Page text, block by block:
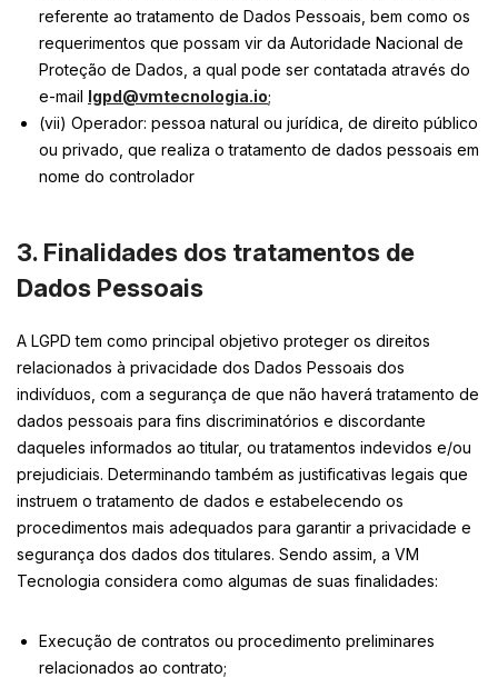
referente ao tratamento de Dados Pessoais, bem como os
requerimentos que possam vir da Autoridade Nacional de
Proteção de Dados, a qual pode ser contatada através do
e-mail lgpd@vmtecnologia.io;
(vii) Operador: pessoa natural ou jurídica, de direito público
ou privado, que realiza o tratamento de dados pessoais em
nome do controlador
3. Finalidades dos tratamentos de
Dados Pessoais
A LGPD tem como principal objetivo proteger os direitos
relacionados à privacidade dos Dados Pessoais dos
indivíduos, com a segurança de que não haverá tratamento de
dados pessoais para fins discriminatórios e discordante
daqueles informados ao titular, ou tratamentos indevidos e/ou
prejudiciais. Determinando também as justificativas legais que
instruem o tratamento de dados e estabelecendo os
procedimentos mais adequados para garantir a privacidade e
segurança dos dados dos titulares. Sendo assim, a VM
Tecnologia considera como algumas de suas finalidades:
Execução de contratos ou procedimento preliminares
relacionados ao contrato;